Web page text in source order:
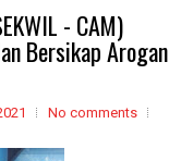
- CAM)
Bersikap Arogan
No comments